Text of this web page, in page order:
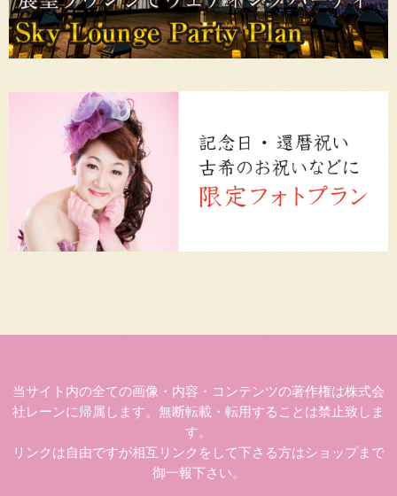
当サイト内の全ての画像・内容・コンテンツの著作権は株式会
社レーンに帰属します。無断転載・転用することは禁止致しま
す。
リンクは自由ですが相互リンクをして下さる方はショップまで
御一報下さい。